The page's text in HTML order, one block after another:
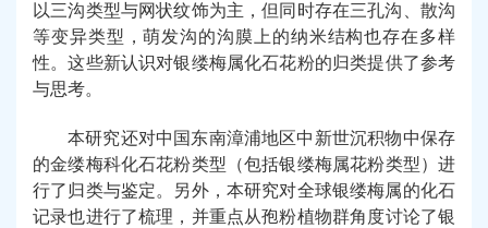
以三沟类型与网状纹饰为主，但同时存在三孔沟、散沟
等变异类型，萌发沟的沟膜上的纳米结构也存在多样
性。这些新认识对银缕梅属化石花粉的归类提供了参考
与思考。
本研究还对中国东南漳浦地区中新世沉积物中保存
的金缕梅科化石花粉类型 （包括银缕梅属花粉类型）进
行了归类与鉴定。 另外，本研究对全球银缕梅属的化石
记录也进行了梳理， 并重点从孢粉植物群角度讨论了银